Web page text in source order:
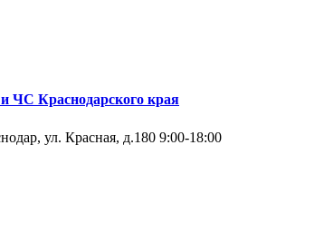
Краснодарского края
ул. Красная, д.180 9:00-18:00